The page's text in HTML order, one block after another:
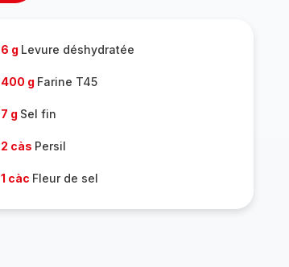
6 g Levure déshydratée
400 g Farine T45
7 g Sel fin
2 càs Persil
1 càc Fleur de sel